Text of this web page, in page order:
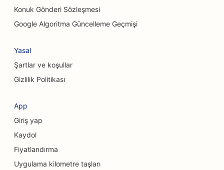
Temizlik Hizmetleri için SEO
Kahve Dükkanları için SEO
Danışmanlık Firmaları için SEO
Estetik Cerrahlar için SEO
Kraniyofasiyal Cerrahlar için SEO
Kredi Birlikleri için SEO
Konuk Gönderi Sözleşmesi
Google Algoritma Güncelleme Geçmişi
Yasal
Şartlar ve koşullar
Gizlilik Politikası
App
Giriş yap
Kaydol
Fiyatlandırma
Uygulama kilometre taşları